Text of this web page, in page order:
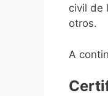
civil de
otros.
A